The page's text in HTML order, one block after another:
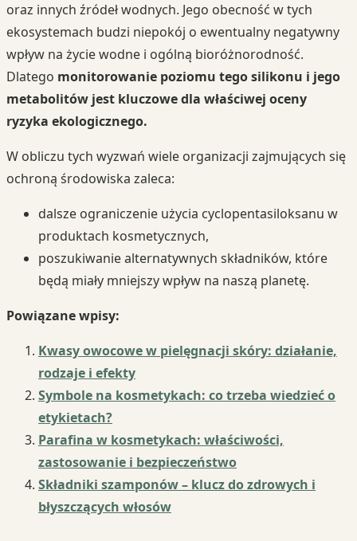
oraz innych źródeł wodnych. Jego obecność w tych
ekosystemach budzi niepokój o ewentualny negatywny
wpływ na życie wodne i ogólną bioróżnorodność.
Dlatego monitorowanie poziomu tego silikonu i jego
metabolitów jest kluczowe dla właściwej oceny
ryzyka ekologicznego.
W obliczu tych wyzwań wiele organizacji zajmujących się
ochroną środowiska zaleca:
dalsze ograniczenie użycia cyclopentasiloksanu w
produktach kosmetycznych,
poszukiwanie alternatywnych składników, które
będą miały mniejszy wpływ na naszą planetę.
Powiązane wpisy:
Kwasy owocowe w pielęgnacji skóry: działanie,
rodzaje i efekty
Symbole na kosmetykach: co trzeba wiedzieć o
etykietach?
Parafina w kosmetykach: właściwości,
zastosowanie i bezpieczeństwo
Składniki szamponów – klucz do zdrowych i
błyszczących włosów